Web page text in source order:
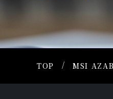
TOP MSI